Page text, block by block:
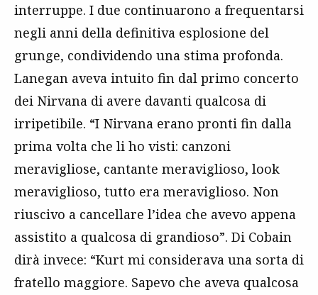
interruppe. I due continuarono a frequentarsi
negli anni della definitiva esplosione del
grunge, condividendo una stima profonda.
Lanegan aveva intuito fin dal primo concerto
dei Nirvana di avere davanti qualcosa di
irripetibile. “I Nirvana erano pronti fin dalla
prima volta che li ho visti: canzoni
meravigliose, cantante meraviglioso, look
meraviglioso, tutto era meraviglioso. Non
riuscivo a cancellare l’idea che avevo appena
assistito a qualcosa di grandioso”. Di Cobain
dirà invece: “Kurt mi considerava una sorta di
fratello maggiore. Sapevo che aveva qualcosa